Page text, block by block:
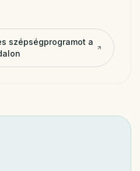
szépségprogramot a